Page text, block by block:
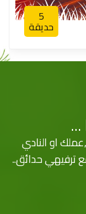
5
حديقة
او النادي
ترفيهي حدائق..